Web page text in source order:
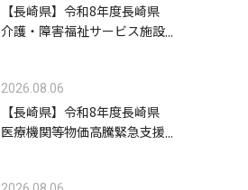
【長崎県】令和8年度長崎県
介護・障害福祉サービス施設
2026.08.06
【長崎県】令和8年度長崎県
医療機関等物価高騰緊急支援